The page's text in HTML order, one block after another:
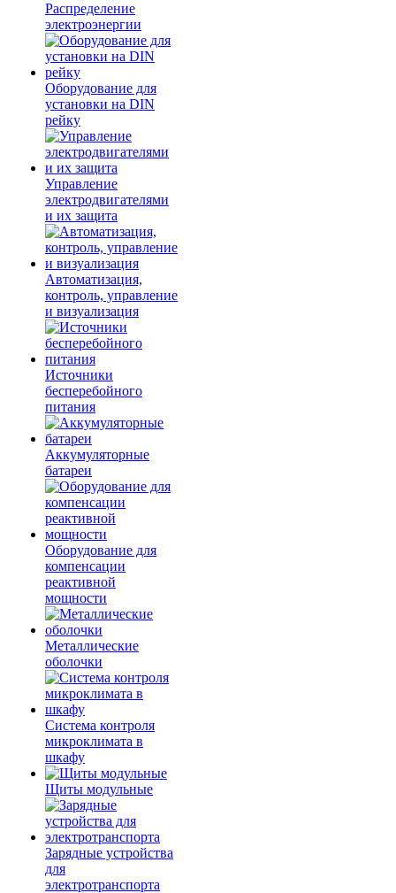
Распределение
электроэнергии
Оборудование для
установки на DIN
рейку
Управление
электродвигателями
и их защита
Автоматизация,
контроль, управление
и визуализация
Источники
бесперебойного
питания
Аккумуляторные
батареи
Оборудование для
компенсации
реактивной
мощности
Металлические
оболочки
Система контроля
микроклимата в
шкафу
Щиты модульные
Зарядные устройства
для
электротранспорта